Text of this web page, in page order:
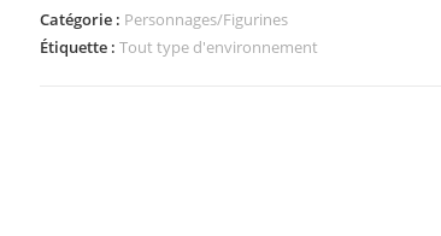
Catégorie : Personnages/Figurines
Étiquette : Tout type d'environnement